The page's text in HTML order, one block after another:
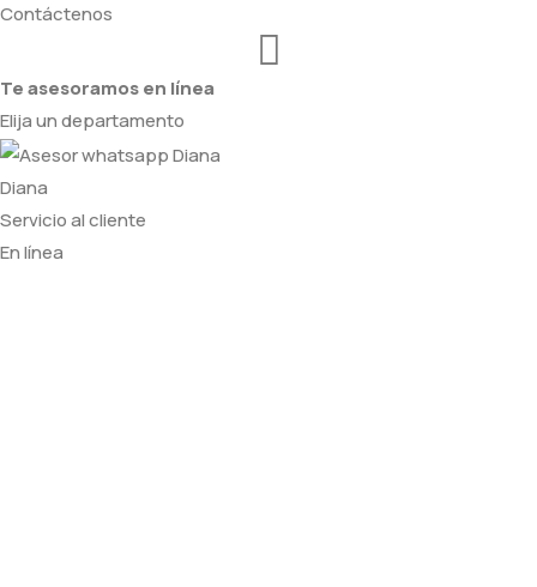
Contáctenos
Te asesoramos en línea
Elija un departamento
Diana
Servicio al cliente
En línea